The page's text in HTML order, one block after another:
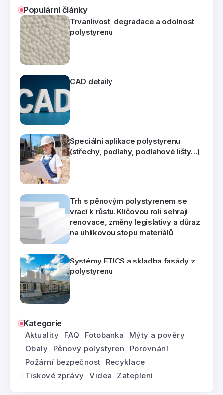
Populární články
Trvanlivost, degradace a odolnost
polystyrenu
CAD detaily
Speciální aplikace polystyrenu
(střechy, podlahy, podlahové lišty…)
Trh s pěnovým polystyrenem se
vrací k růstu. Klíčovou roli sehrají
renovace, změny legislativy a důraz
na uhlíkovou stopu materiálů
Systémy ETICS a skladba fasády z
polystyrenu
Kategorie
Aktuality FAQ Fotobanka
Mýty a pověry
Obaly
Pěnový polystyren
Porovnání
Požární bezpečnost
Recyklace
Tiskové zprávy
Videa Zateplení